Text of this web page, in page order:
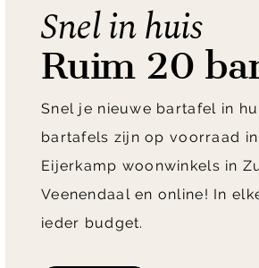
Snel in huis
Ruim 20
Snel je nieuwe bartafel in
bartafels zijn op voorraad
Eijerkamp woonwinkels in
Veenendaal en online! In
ieder budget.